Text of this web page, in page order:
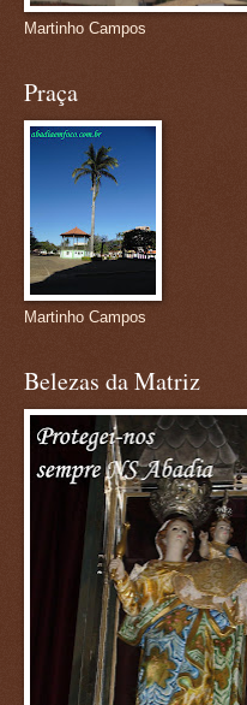
Martinho Campos
Praça
Martinho Campos
Belezas da Matriz